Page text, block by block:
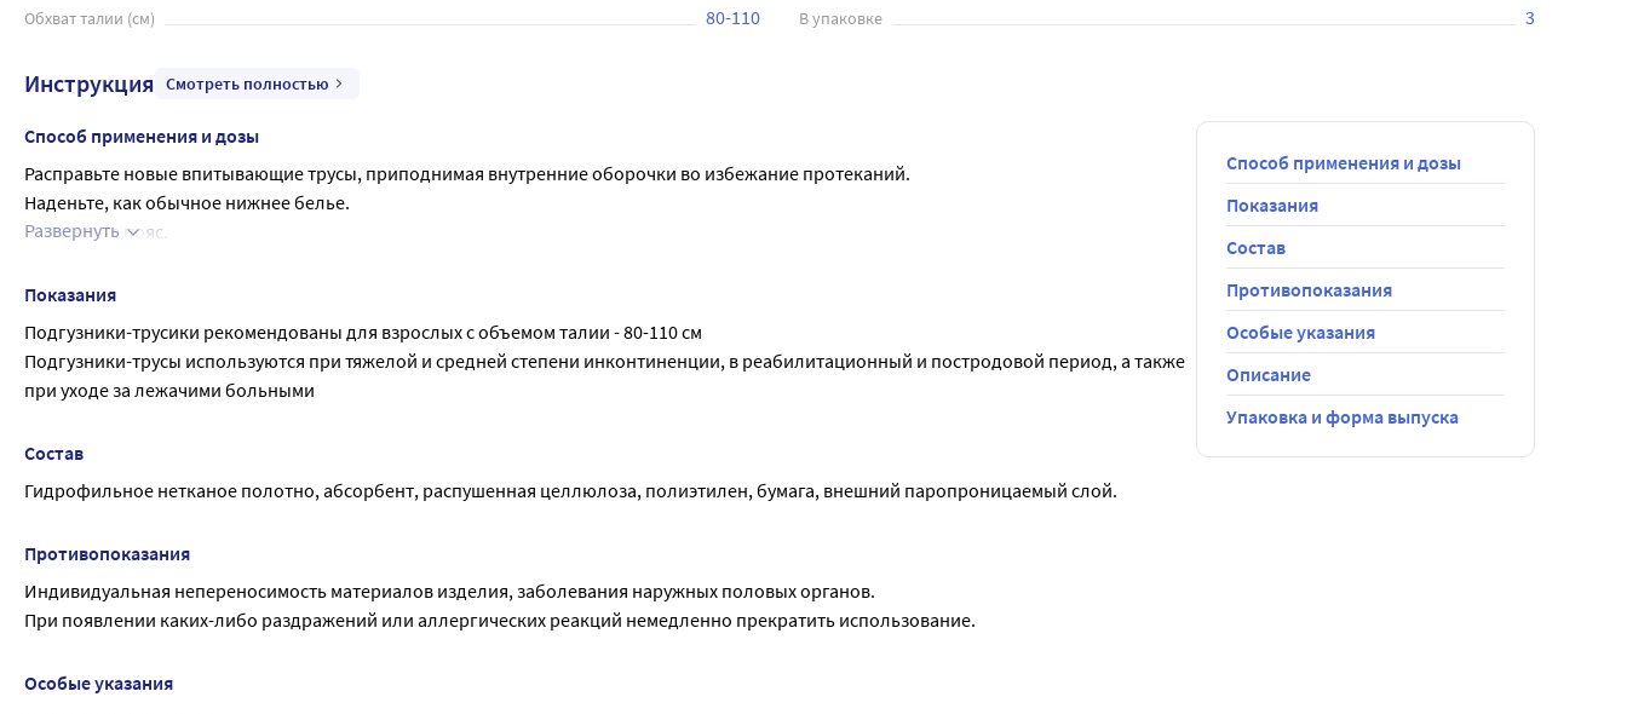
Обхват талии (см) 80-110 В упаковке 3
Инструкция Смотреть полностью
Способ применения и дозы
Расправьте новые впитывающие трусы, приподнимая внутренние оборочки во избежание протеканий.
Наденьте, как обычное нижнее белье.
Расправьте пояс.
Способ утилизации: завернуть испачканной стороной внутрь, утилизировать в мусорное ведро.
Развернуть
Показания
Подгузники-трусики рекомендованы для взрослых с объемом талии - 80-110 см
Подгузники-трусы используются при тяжелой и средней степени инконтиненции, в реабилитационный и постродовой период, а также
при уходе за лежачими больными
Состав
Гидрофильное нетканое полотно, абсорбент, распушенная целлюлоза, полиэтилен, бумага, внешний паропроницаемый слой.
Противопоказания
Индивидуальная непереносимость материалов изделия, заболевания наружных половых органов.
При появлении каких-либо раздражений или аллергических реакций немедленно прекратить использование.
Особые указания
Способ применения и дозы
Показания
Состав
Противопоказания
Особые указания
Описание
Упаковка и форма выпуска